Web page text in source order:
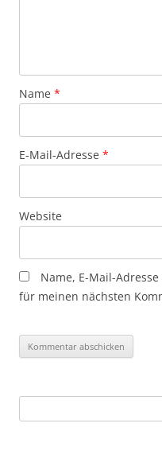
Name *
E-Mail-Adresse *
Website
Name, E-Mail-
für meinen nächsten
nach: